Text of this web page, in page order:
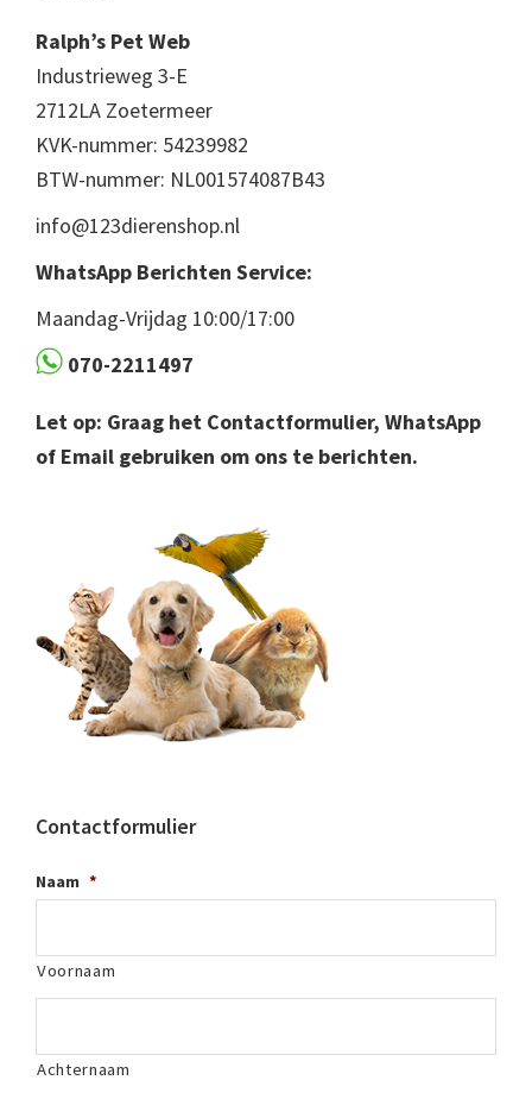
Ralph’s Pet Web
Industrieweg 3-E
2712LA Zoetermeer
KVK-nummer: 54239982
BTW-nummer: NL001574087B43
info@123dierenshop.nl
WhatsApp Berichten Service:
Maandag-Vrijdag 10:00/17:00
070-2211497
Let op: Graag het Contactformulier, WhatsApp
of Email gebruiken om ons te berichten.
Contactformulier
Naam *
Voornaam
Achternaam